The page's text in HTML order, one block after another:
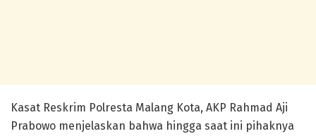
Kasat Reskrim Polresta Malang Kota, AKP Rahmad Aji
Prabowo menjelaskan bahwa hingga saat ini pihaknya